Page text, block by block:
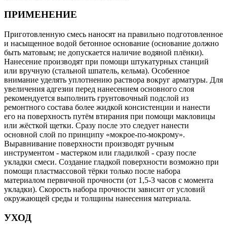
ПРИМЕНЕНИЕ
Приготовленную смесь наносят на правильно подготовленное
и насыщенное водой бетонное основание (основание должно
быть матовым; не допускается наличие водяной плёнки).
Нанесение производят при помощи штукатурных станций
или вручную (стальной шпатель, кельма). Особенное
внимание уделять уплотнению раствора вокруг арматуры. Для
увеличения адгезии перед нанесением основного слоя
рекомендуется выполнить грунтовочный подслой из
ремонтного состава более жидкой консистенции и нанести
его на поверхность путём втирания при помощи макловицы
или жёсткой щетки. Сразу после это следует нанести
основной слой по принципу «мокрое-по-мокрому».
Выравнивание поверхности производят ручным
инструментом - мастерком или гладилкой - сразу после
укладки смеси. Создание гладкой поверхности возможно при
помощи пластмассовой тёрки только после набора
материалом первичной прочности (от 1,5-3 часов с момента
укладки). Скорость набора прочности зависит от условий
окружающей среды и толщины нанесения материала.
УХОД